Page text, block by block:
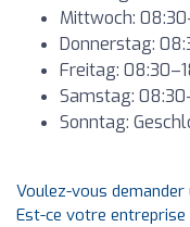
Mittwoch:
Donnerstag:
Freitag:
Samstag:
Sonntag:
Voulez-vous
Est-ce votre